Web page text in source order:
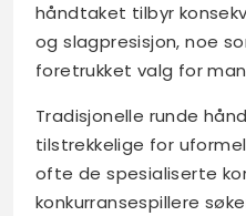
håndtaket tilbyr
og slagpresisjon, noe
foretrukket valg for
Tradisjonelle runde
tilstrekkelige for
ofte de spesialiserte
konkurransespillere